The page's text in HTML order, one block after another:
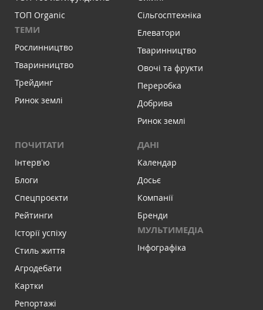
ТОП Organic
ТЕМИ
Рослинництво
Тваринництво
Трейдинг
Ринок землі
Сільгосптехніка
Елеватори
Тваринництво
Овочі та фрукти
Переробка
Добрива
Ринок землі
ПОЧИТАТИ
Інтервʼю
Блоги
Спецпроєкти
Рейтинги
Історії успіху
Стиль життя
Агродебати
Картки
Репортажі
ДАНІ
Календар
Досьє
Компанії
Бренди
МУЛЬТИМЕДІА
Інфографіка